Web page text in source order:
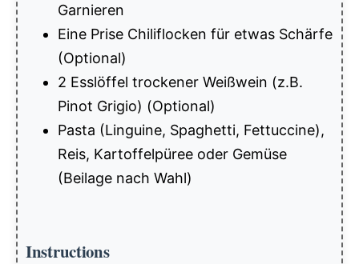
Garnieren
Eine Prise Chiliflocken für etwas Schärfe
(Optional)
2 Esslöffel trockener Weißwein (z.B.
Pinot Grigio) (Optional)
Pasta (Linguine, Spaghetti, Fettuccine),
Reis, Kartoffelpüree oder Gemüse
(Beilage nach Wahl)
Instructions